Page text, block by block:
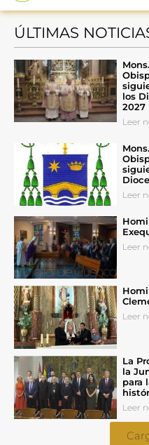
ÚLTIMAS
los
2027
Leer
Leer
Leer
Leer
La
la
para
Leer